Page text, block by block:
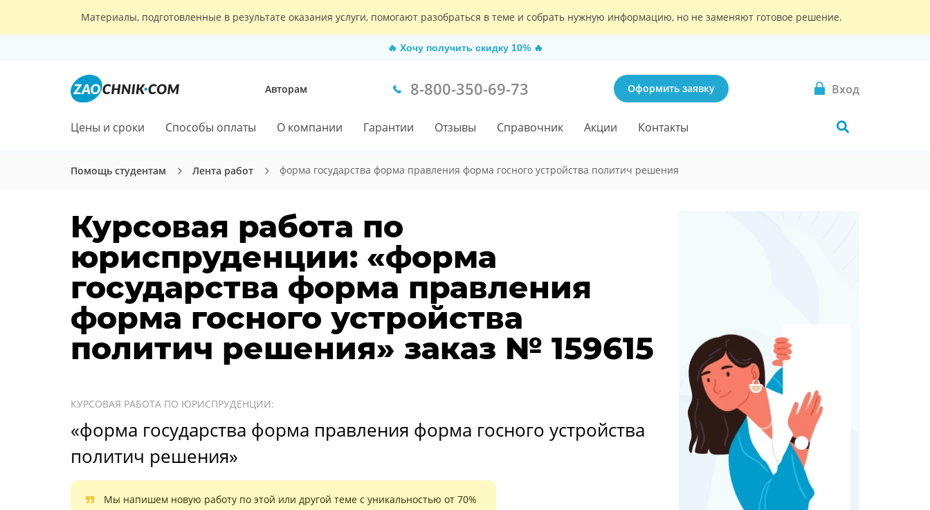
Материалы, подготовленные в результате оказания услуги, помогают разобраться в теме и собрать нужную информацию, но не заменяют готовое решение.
🔥 Хочу получить скидку 10% 🔥
Авторам 8-800-350-69-73 Оформить заявку Вход
Цены и сроки Способы оплаты О компании Гарантии Отзывы Справочник Акции Контакты
Помощь студентам Лента работ форма государства форма правления форма госного устройства политич решения
Курсовая работа по
юриспруденции: «форма
государства форма правления
форма госного устройства
политич решения» заказ № 159615
КУРСОВАЯ РАБОТА ПО ЮРИСПРУДЕНЦИИ:
«форма государства форма правления форма госного устройства
политич решения»
Мы напишем новую работу по этой или другой теме с уникальностью от 70%